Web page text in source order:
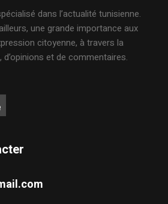
dans l’actualité tunisienne.
une grande importance aux
citoyenne, à travers la
et de commentaires.